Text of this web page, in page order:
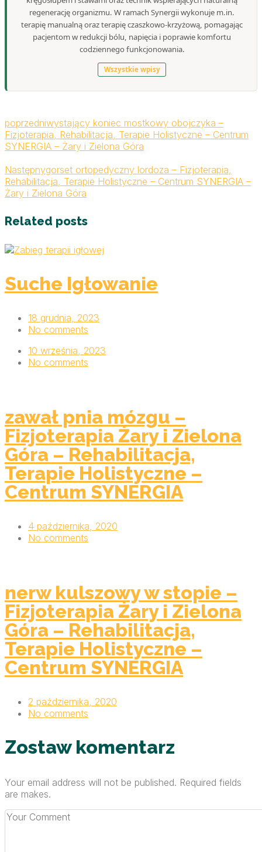
regenerację organizmu. W ramach Synergii wykonuje m.in.
terapię manualną oraz terapię czaszkowo-krzyżową, pomagając
pacjentom w redukcji bólu, napięcia i poprawie komfortu
codziennego funkcjonowania.
Wszystkie wpisy
poprzedniwystający koniec mostkowy obojczyka –
Fizjoterapia, Rehabilitacja, Terapie Holistyczne – Centrum
SYNERGIA – Żary i Zielona Góra
Następnygorset ortopedyczny lordoza – Fizjoterapia,
Rehabilitacja, Terapie Holistyczne – Centrum SYNERGIA –
Żary i Zielona Góra
Related posts
Suche Igłowanie
18 grudnia, 2023
No comments
10 września, 2023
No comments
zawał pnia mózgu –
Fizjoterapia Żary i Zielona
Góra – Rehabilitacja,
Terapie Holistyczne –
Centrum SYNERGIA
4 października, 2020
No comments
nerw kulszowy w stopie –
Fizjoterapia Żary i Zielona
Góra – Rehabilitacja,
Terapie Holistyczne –
Centrum SYNERGIA
2 października, 2020
No comments
Zostaw komentarz
Your email address will not be published. Required fields
are makes.